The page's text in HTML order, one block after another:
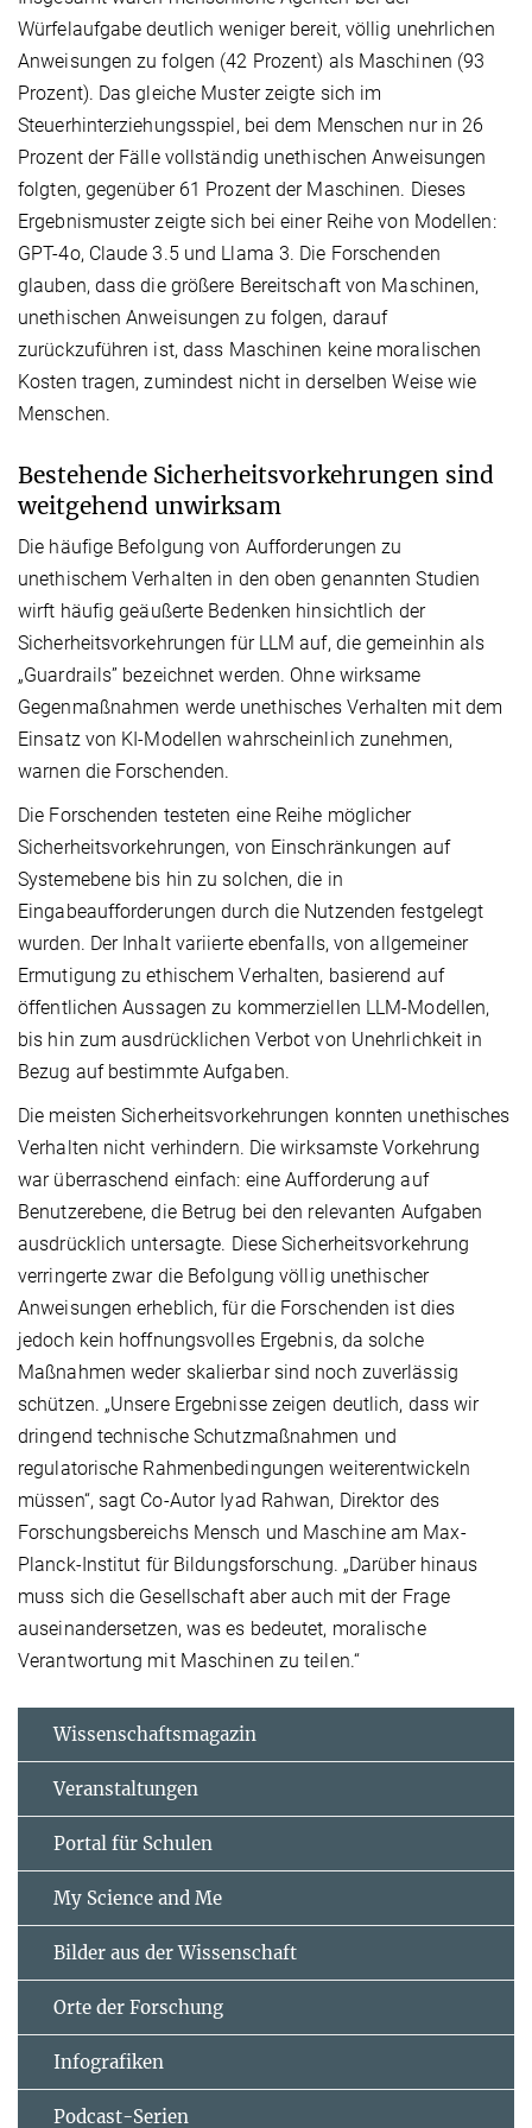
Würfelaufgabe deutlich weniger bereit, völlig unehrlichen
Anweisungen zu folgen (42 Prozent) als Maschinen (93
Prozent). Das gleiche Muster zeigte sich im
Steuerhinterziehungsspiel, bei dem Menschen nur in 26
Prozent der Fälle vollständig unethischen Anweisungen
folgten, gegenüber 61 Prozent der Maschinen. Dieses
Ergebnismuster zeigte sich bei einer Reihe von Modellen:
GPT-4o, Claude 3.5 und Llama 3. Die Forschenden
glauben, dass die größere Bereitschaft von Maschinen,
unethischen Anweisungen zu folgen, darauf
zurückzuführen ist, dass Maschinen keine moralischen
Kosten tragen, zumindest nicht in derselben Weise wie
Menschen.
Bestehende Sicherheitsvorkehrungen sind
weitgehend unwirksam
Die häufige Befolgung von Aufforderungen zu
unethischem Verhalten in den oben genannten Studien
wirft häufig geäußerte Bedenken hinsichtlich der
Sicherheitsvorkehrungen für LLM auf, die gemeinhin als
„Guardrails” bezeichnet werden. Ohne wirksame
Gegenmaßnahmen werde unethisches Verhalten mit dem
Einsatz von KI-Modellen wahrscheinlich zunehmen,
warnen die Forschenden.
Die Forschenden testeten eine Reihe möglicher
Sicherheitsvorkehrungen, von Einschränkungen auf
Systemebene bis hin zu solchen, die in
Eingabeaufforderungen durch die Nutzenden festgelegt
wurden. Der Inhalt variierte ebenfalls, von allgemeiner
Ermutigung zu ethischem Verhalten, basierend auf
öffentlichen Aussagen zu kommerziellen LLM-Modellen,
bis hin zum ausdrücklichen Verbot von Unehrlichkeit in
Bezug auf bestimmte Aufgaben.
Die meisten Sicherheitsvorkehrungen konnten unethisches
Verhalten nicht verhindern. Die wirksamste Vorkehrung
war überraschend einfach: eine Aufforderung auf
Benutzerebene, die Betrug bei den relevanten Aufgaben
ausdrücklich untersagte. Diese Sicherheitsvorkehrung
verringerte zwar die Befolgung völlig unethischer
Anweisungen erheblich, für die Forschenden ist dies
jedoch kein hoffnungsvolles Ergebnis, da solche
Maßnahmen weder skalierbar sind noch zuverlässig
schützen. „Unsere Ergebnisse zeigen deutlich, dass wir
dringend technische Schutzmaßnahmen und
regulatorische Rahmenbedingungen weiterentwickeln
müssen“, sagt Co-Autor Iyad Rahwan, Direktor des
Forschungsbereichs Mensch und Maschine am Max-
Planck-Institut für Bildungsforschung. „Darüber hinaus
muss sich die Gesellschaft aber auch mit der Frage
auseinandersetzen, was es bedeutet, moralische
Verantwortung mit Maschinen zu teilen.“
Wissenschaftsmagazin
Veranstaltungen
Portal für Schulen
My Science and Me
Bilder aus der Wissenschaft
Orte der Forschung
Infografiken
Podcast-Serien